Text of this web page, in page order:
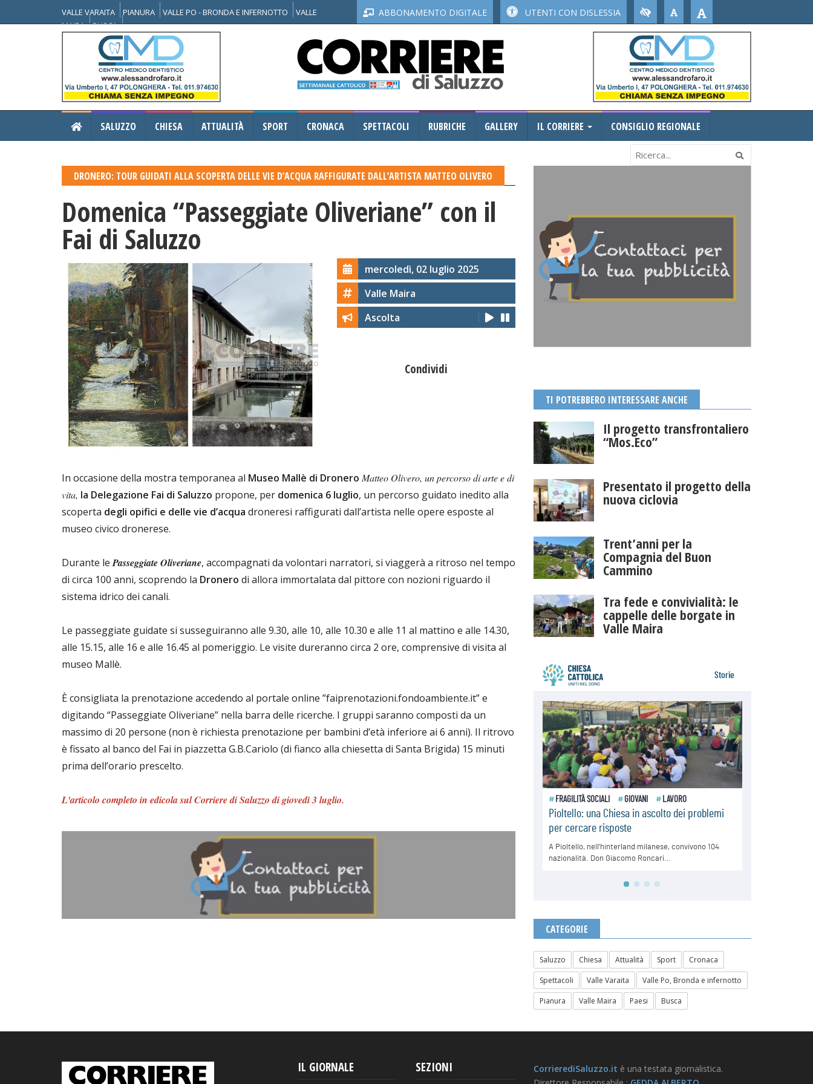
VALLE VARAITA PIANURA VALLE PO - BRONDA E INFERNOTTO
VALLE
MAIRA
BUSCA
ABBONAMENTO DIGITALE UTENTI CON DISLESSIA
SALUZZO CHIESA ATTUALITÀ SPORT CRONACA SPETTACOLI RUBRICHE GALLERY IL CORRIERE CONSIGLIO REGIONALE
DRONERO: TOUR GUIDATI ALLA SCOPERTA DELLE VIE D’ACQUA RAFFIGURATE DALL’ARTISTA MATTEO OLIVERO
Domenica “Passeggiate Oliveriane” con il
Fai di Saluzzo
mercoledì, 02 luglio 2025
Valle Maira
Ascolta
Condividi
In occasione della mostra temporanea al Museo Mallè di Dronero Matteo Olivero, un percorso di arte e di
vita, la Delegazione Fai di Saluzzo propone, per domenica 6 luglio, un percorso guidato inedito alla
scoperta degli opifici e delle vie d’acqua droneresi raffigurati dall’artista nelle opere esposte al
museo civico dronerese.
Durante lePasseggiate Oliveriane, accompagnati da volontari narratori, si viaggerà a ritroso nel tempo
di circa 100 anni, scoprendo la Dronero di allora immortalata dal pittore con nozioni riguardo il
sistema idrico dei canali.
Le passeggiate guidate si susseguiranno alle 9.30, alle 10, alle 10.30 e alle 11 al mattino e alle 14.30,
alle 15.15, alle 16 e alle 16.45 al pomeriggio. Le visite dureranno circa 2 ore, comprensive di visita al
museo Mallè.
È consigliata la prenotazione accedendo al portale online ”faiprenotazioni.fondoambiente.it” e
digitando “Passeggiate Oliveriane” nella barra delle ricerche. I gruppi saranno composti da un
massimo di 20 persone (non è richiesta prenotazione per bambini d’età inferiore ai 6 anni). Il ritrovo
è fissato al banco del Fai in piazzetta G.B.Cariolo (di fianco alla chiesetta di Santa Brigida) 15 minuti
prima dell’orario prescelto.
L'articolo completo in edicola sul Corriere di Saluzzo di giovedì 3 luglio.
TI POTREBBERO INTERESSARE ANCHE
Il progetto transfrontaliero
“Mos.Eco”
Presentato il progetto della
nuova ciclovia
Trent’anni per la
Compagnia del Buon
Cammino
Tra fede e convivialità: le
cappelle delle borgate in
Valle Maira
CATEGORIE
Saluzzo Chiesa Attualità Sport
Cronaca
Spettacoli
Valle Varaita
Valle Po, Bronda e infernotto
Pianura
Valle Maira Paesi Busca
IL GIORNALE SEZIONI CorrierediSaluzzo.it è una testata giornalistica.